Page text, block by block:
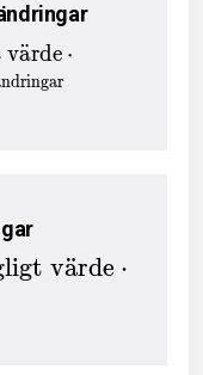
va
¨rde ⋅
ndringar
va
¨rde ⋅